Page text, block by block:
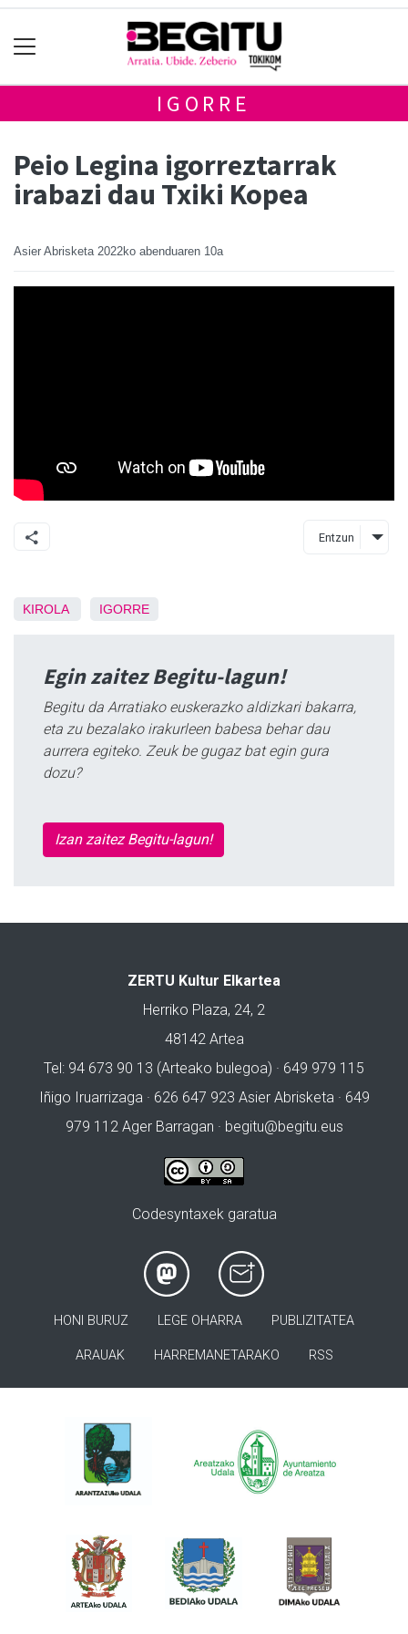
IGORRE
Peio Legina igorreztarrak
irabazi dau Txiki Kopea
Asier Abrisketa 2022ko abenduaren 10a
Entzun
KIROLA IGORRE
Egin zaitez Begitu-lagun!
Begitu da Arratiako euskerazko aldizkari bakarra,
eta zu bezalako irakurleen babesa behar dau
aurrera egiteko. Zeuk be gugaz bat egin gura
dozu?
Izan zaitez Begitu-lagun!
ZERTU Kultur Elkartea
Herriko Plaza, 24, 2
48142 Artea
Tel: 94 673 90 13 (Arteako bulegoa) · 649 979 115
Iñigo Iruarrizaga · 626 647 923 Asier Abrisketa · 649
979 112 Ager Barragan · begitu@begitu.eus
Codesyntaxek garatua
HONI BURUZ LEGE OHARRA PUBLIZITATEA
ARAUAK HARREMANETARAKO RSS